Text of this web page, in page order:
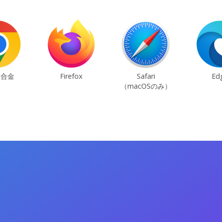
金 Firefox
Safari
（macOSのみ）